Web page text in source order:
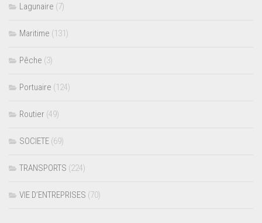
Lagunaire (7)
Maritime (131)
Pêche (3)
Portuaire (124)
Routier (49)
SOCIETE (69)
TRANSPORTS (224)
VIE D’ENTREPRISES (70)